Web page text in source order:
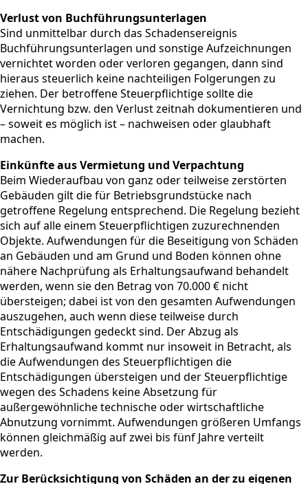
Verlust von Buchführungsunterlagen
Sind unmittelbar durch das Schadensereignis
Buchführungsunterlagen und sonstige Aufzeichnungen
vernichtet worden oder verloren gegangen, dann sind
hieraus steuerlich keine nachteiligen Folgerungen zu
ziehen. Der betroffene Steuerpflichtige sollte die
Vernichtung bzw. den Verlust zeitnah dokumentieren und
– soweit es möglich ist – nachweisen oder glaubhaft
machen.
Einkünfte aus Vermietung und Verpachtung
Beim Wiederaufbau von ganz oder teilweise zerstörten
Gebäuden gilt die für Betriebsgrundstücke nach
getroffene Regelung entsprechend. Die Regelung bezieht
sich auf alle einem Steuerpflichtigen zuzurechnenden
Objekte. Aufwendungen für die Beseitigung von Schäden
an Gebäuden und am Grund und Boden können ohne
nähere Nachprüfung als Erhaltungsaufwand behandelt
werden, wenn sie den Betrag von 70.000 € nicht
übersteigen; dabei ist von den gesamten Aufwendungen
auszugehen, auch wenn diese teilweise durch
Entschädigungen gedeckt sind. Der Abzug als
Erhaltungsaufwand kommt nur insoweit in Betracht, als
die Aufwendungen des Steuerpflichtigen die
Entschädigungen übersteigen und der Steuerpflichtige
wegen des Schadens keine Absetzung für
außergewöhnliche technische oder wirtschaftliche
Abnutzung vornimmt. Aufwendungen größeren Umfangs
können gleichmäßig auf zwei bis fünf Jahre verteilt
werden.
Zur Berücksichtigung von Schäden an der zu eigenen